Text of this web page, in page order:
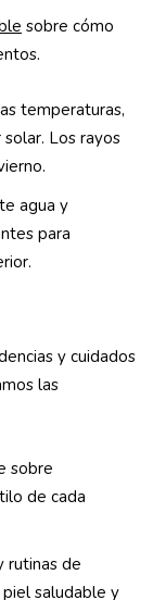
sobre cómo
temperaturas,
Los rayos
agua y
para
y cuidados
las
sobre
de cada
rutinas de
saludable y